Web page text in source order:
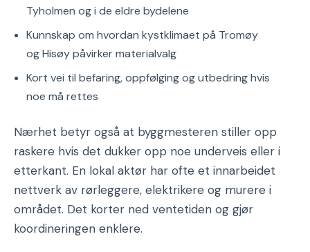
Tyholmen og i de eldre bydelene
Kunnskap om hvordan kystklimaet på Tromøy
og Hisøy påvirker materialvalg
Kort vei til befaring, oppfølging og utbedring hvis
noe må rettes
Nærhet betyr også at byggmesteren stiller opp
raskere hvis det dukker opp noe underveis eller i
etterkant. En lokal aktør har ofte et innarbeidet
nettverk av rørleggere, elektrikere og murere i
området. Det korter ned ventetiden og gjør
koordineringen enklere.